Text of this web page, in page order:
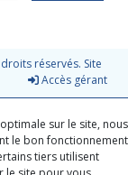
réservés. Site
Accès gérant
sur le site, nous
le bon fonctionnement
tiers utilisent